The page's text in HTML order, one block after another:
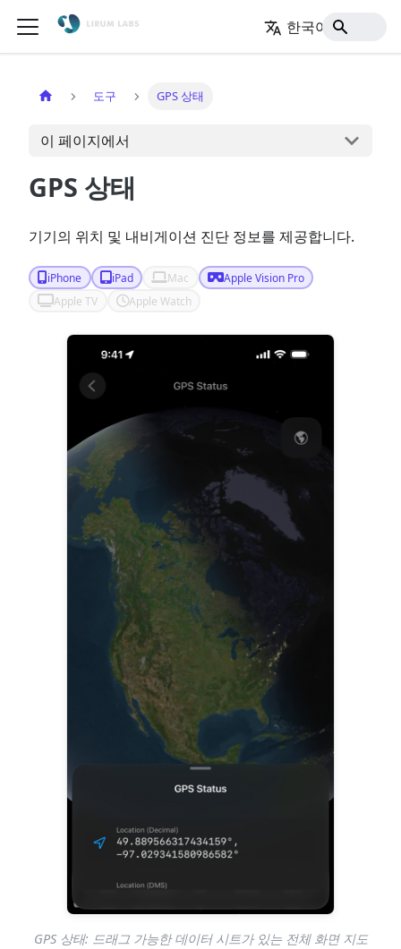
한국어
도구 GPS 상태
이 페이지에서
GPS 상태
기기의 위치 및 내비게이션 진단 정보를 제공합니다.
iPhone iPad Mac
Apple Vision Pro
Apple TV
Apple Watch
GPS 상태: 드래그 가능한 데이터 시트가 있는 전체 화면 지도